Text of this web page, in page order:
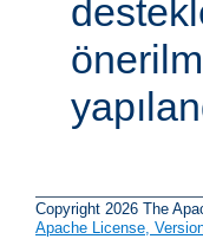
Copyright 2026 The
Apache License,